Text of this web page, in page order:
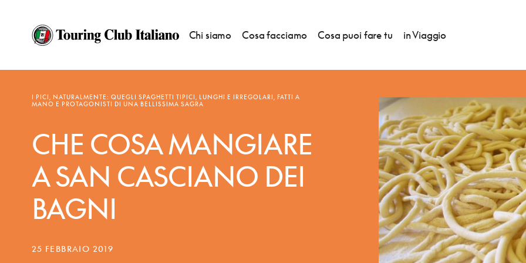
Chi siamo Cosa facciamo Cosa puoi fare tu in Viaggio
I PICI, NATURALMENTE: QUEGLI SPAGHETTI TIPICI, LUNGHI E IRREGOLARI, FATTI A
MANO E PROTAGONISTI DI UNA BELLISSIMA SAGRA
CHE COSA MANGIARE
A SAN CASCIANO DEI
BAGNI
25 FEBBRAIO 2019